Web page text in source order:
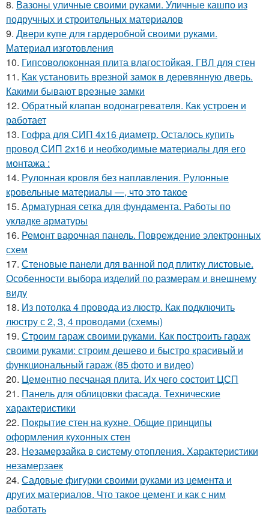
8. Вазоны уличные своими руками. Уличные кашпо из
подручных и строительных материалов
9. Двери купе для гардеробной своими руками.
Материал изготовления
10. Гипсоволоконная плита влагостойкая. ГВЛ для стен
11. Как установить врезной замок в деревянную дверь.
Какими бывают врезные замки
12. Обратный клапан водонагревателя. Как устроен и
работает
13. Гофра для СИП 4х16 диаметр. Осталось купить
провод СИП 2х16 и необходимые материалы для его
монтажа :
14. Рулонная кровля без наплавления. Рулонные
кровельные материалы —, что это такое
15. Арматурная сетка для фундамента. Работы по
укладке арматуры
16. Ремонт варочная панель. Повреждение электронных
схем
17. Стеновые панели для ванной под плитку листовые.
Особенности выбора изделий по размерам и внешнему
виду
18. Из потолка 4 провода из люстр. Как подключить
люстру с 2, 3, 4 проводами (схемы)
19. Строим гараж своими руками. Как построить гараж
своими руками: строим дешево и быстро красивый и
функциональный гараж (85 фото и видео)
20. Цементно песчаная плита. Их чего состоит ЦСП
21. Панель для облицовки фасада. Технические
характеристики
22. Покрытие стен на кухне. Общие принципы
оформления кухонных стен
23. Незамерзайка в систему отопления. Характеристики
незамерзаек
24. Садовые фигурки своими руками из цемента и
других материалов. Что такое цемент и как с ним
работать